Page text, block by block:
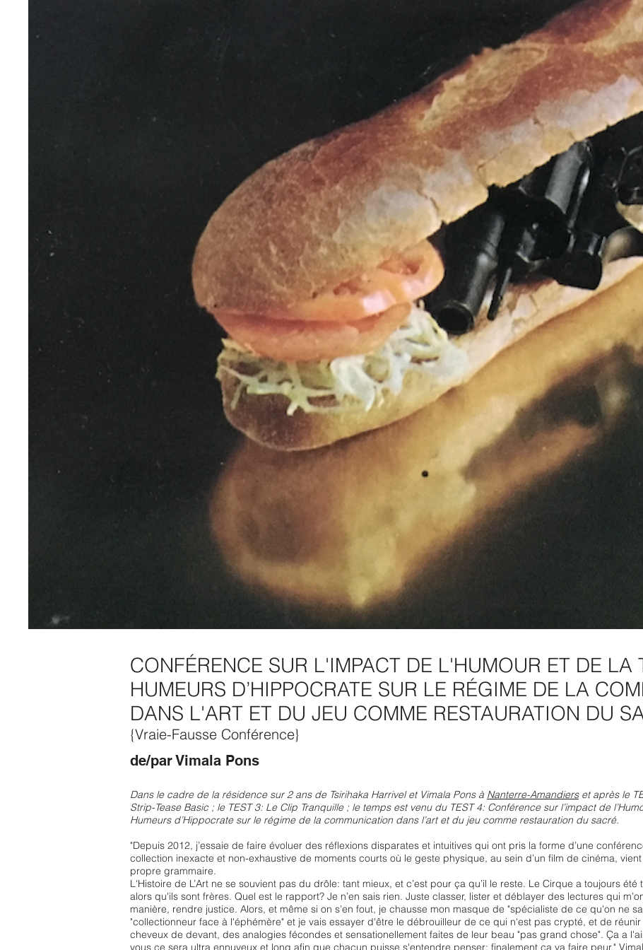
CONFÉRENCE SUR L'IMPACT DE L'HUMOUR ET DE LA
HUMEURS D’HIPPOCRATE SUR LE RÉGIME DE LA
DANS L'ART ET DU JEU COMME RESTAURATION DU
{Vraie-Fausse Conférence}
de/par Vimala Pons
Dans le cadre de la résidence sur 2 ans de Tsirihaka Harrivel et Vimala Pons à Nanterre-Amandierset après le
Strip-Tease Basic ; le TEST 3: Le Clip Tranquille ; le temps est venu du TEST 4: Conférence sur l’impact de
Humeurs d’Hippocrate sur le régime de la communication dans l’art et du jeu comme restauration du sacré.
"Depuis 2012, j’essaie de faire évoluer des réflexions disparates et intuitives qui ont pris la forme d’une
collection inexacte et non-exhaustive de moments courts où le geste physique, au sein d’un film de cinéma,
propre grammaire.
L'Histoire de L’Art ne se souvient pas du drôle: tant mieux, et c’est pour ça qu’il le reste. Le Cirque a toujours
alors qu'ils sont frères. Quel est le rapport? Je n’en sais rien. Juste classer, lister et déblayer des lectures qui
manière, rendre justice. Alors, et même si on s’en fout, je chausse mon masque de "spécialiste de ce qu'on ne
"collectionneur face à l'éphémère" et je vais essayer d'être le débrouilleur de ce qui n'est pas crypté, et de
cheveux de devant, des analogies fécondes et sensationellement faites de leur beau "pas grand chose". Ça a
vous ce sera ultra ennuyeux et long afin que chacun puisse s'entendre penser; finalement ça va faire peur."